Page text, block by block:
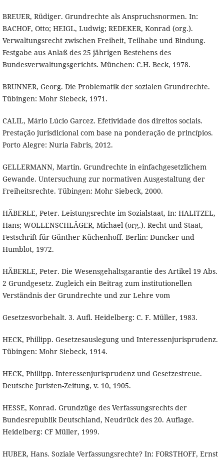
BREUER, Rüdiger. Grundrechte als Anspruchsnormen. In:
BACHOF, Otto; HEIGL, Ludwig; REDEKER, Konrad (org.).
Verwaltungsrecht zwischen Freiheit, Teilhabe und Bindung.
Festgabe aus Anlaß des 25 jährigen Bestehens des
Bundesverwaltungsgerichts. München: C.H. Beck, 1978.
BRUNNER, Georg. Die Problematik der sozialen Grundrechte.
Tübingen: Mohr Siebeck, 1971.
CALIL, Mário Lúcio Garcez. Efetividade dos direitos sociais.
Prestação jurisdicional com base na ponderação de princípios.
Porto Alegre: Nuria Fabris, 2012.
GELLERMANN, Martin. Grundrechte in einfachgesetzlichem
Gewande. Untersuchung zur normativen Ausgestaltung der
Freiheitsrechte. Tübingen: Mohr Siebeck, 2000.
HÄBERLE, Peter. Leistungsrechte im Sozialstaat, In: HALITZEL,
Hans; WOLLENSCHLÄGER, Michael (org.). Recht und Staat,
Festschrift für Günther Küchenhoff. Berlin: Duncker und
Humblot, 1972.
HÄBERLE, Peter. Die Wesensgehaltsgarantie des Artikel 19 Abs.
2 Grundgesetz. Zugleich ein Beitrag zum institutionellen
Verständnis der Grundrechte und zur Lehre vom
Gesetzesvorbehalt. 3. Aufl. Heidelberg: C. F. Müller, 1983.
HECK, Phillipp. Gesetzesauslegung und Interessenjurisprudenz.
Tübingen: Mohr Siebeck, 1914.
HECK, Phillipp. Interessenjurisprudenz und Gesetzestreue.
Deutsche Juristen-Zeitung, v. 10, 1905.
HESSE, Konrad. Grundzüge des Verfassungsrechts der
Bundesrepublik Deutschland, Neudrück des 20. Auflage.
Heidelberg: CF Müller, 1999.
HUBER, Hans. Soziale Verfassungsrechte? In: FORSTHOFF, Ernst